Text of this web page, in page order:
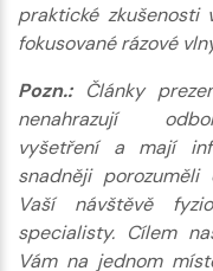
praktické
fokusované rázové
Pozn.:Články
nenahrazují
vyšetření a mají
snadněji
Vaší návštěvě
specialisty. Cílem
Vám na jednom